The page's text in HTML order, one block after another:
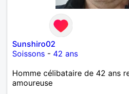
Sunshiro02
Soissons - 42 ans
Homme célibataire de 42 ans
amoureuse